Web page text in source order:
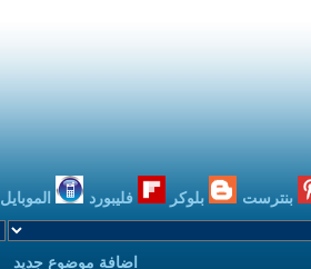
بنترست بلوكر فليبورد الموبايل
اضافة موضوع جديد